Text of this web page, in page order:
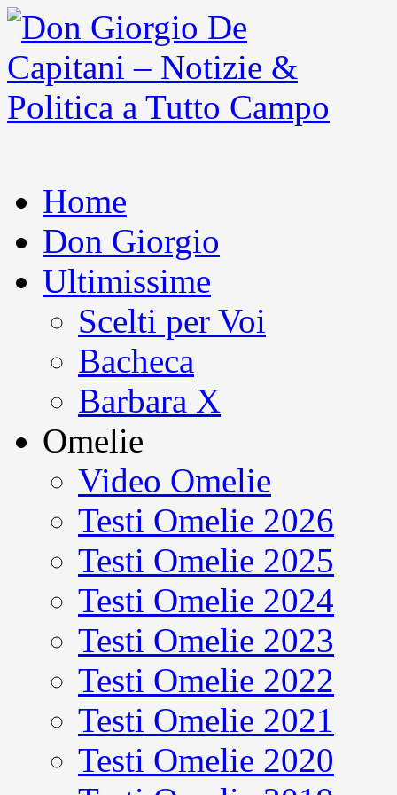
Home
Don Giorgio
Ultimissime
Scelti per Voi
Bacheca
Barbara X
Omelie
Video Omelie
Testi Omelie 2026
Testi Omelie 2025
Testi Omelie 2024
Testi Omelie 2023
Testi Omelie 2022
Testi Omelie 2021
Testi Omelie 2020